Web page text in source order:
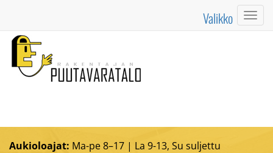
Valikko
Aukioloajat: Ma-pe 8–17 | La 9-13, Su suljettu